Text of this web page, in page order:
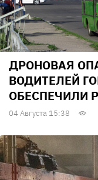
ДРОНОВАЯ
ВОДИТЕЛЕЙ
ОБЕСПЕЧИЛИ
04 Августа 15:38